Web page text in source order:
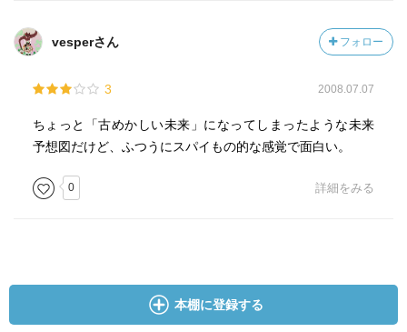
vesperさん フォロー
3 2008.07.07
ちょっと「古めかしい未来」になってしまったような未来
予想図だけど、ふつうにスパイもの的な感覚で面白い。
0 詳細をみる
本棚に登録する